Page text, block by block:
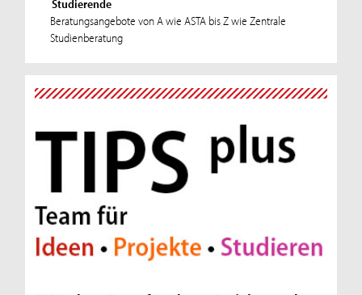
Studierende
Beratungsangebote von A wie ASTA bis Z wie Zentrale
Studienberatung